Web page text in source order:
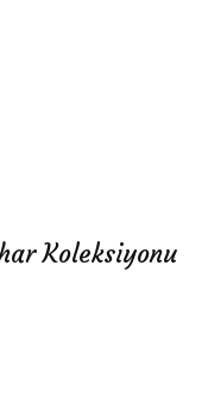
Koleksiyonu